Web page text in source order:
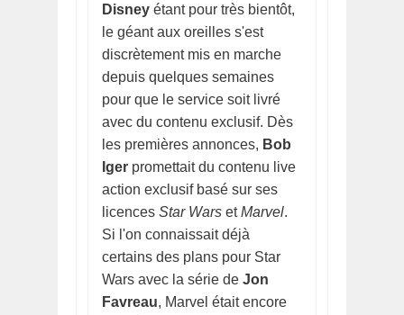
Disney étant pour très bientôt,
le géant aux oreilles s'est
discrètement mis en marche
depuis quelques semaines
pour que le service soit livré
avec du contenu exclusif. Dès
les premières annonces, Bob
Iger promettait du contenu live
action exclusif basé sur ses
licences Star Wars etMarvel.
Si l'on connaissait déjà
certains des plans pour Star
Wars avec la série de Jon
Favreau, Marvel était encore